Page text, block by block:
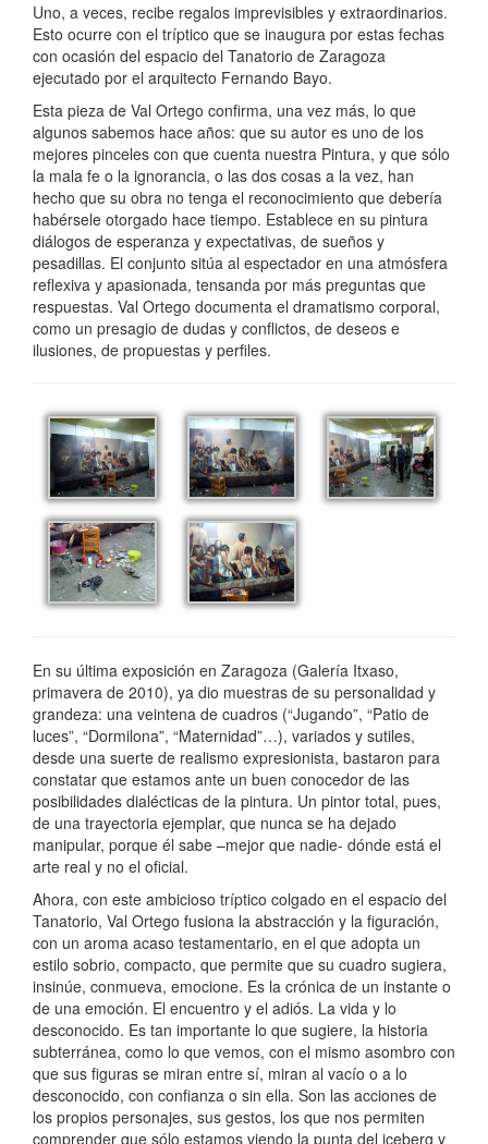
Uno, a veces, recibe regalos imprevisibles y extraordinarios.
Esto ocurre con el tríptico que se inaugura por estas fechas
con ocasión del espacio del Tanatorio de Zaragoza
ejecutado por el arquitecto Fernando Bayo.
Esta pieza de Val Ortego confirma, una vez más, lo que
algunos sabemos hace años: que su autor es uno de los
mejores pinceles con que cuenta nuestra Pintura, y que sólo
la mala fe o la ignorancia, o las dos cosas a la vez, han
hecho que su obra no tenga el reconocimiento que debería
habérsele otorgado hace tiempo. Establece en su pintura
diálogos de esperanza y expectativas, de sueños y
pesadillas. El conjunto sitúa al espectador en una atmósfera
reflexiva y apasionada, tensanda por más preguntas que
respuestas. Val Ortego documenta el dramatismo corporal,
como un presagio de dudas y conflictos, de deseos e
ilusiones, de propuestas y perfiles.
En su última exposición en Zaragoza (Galería Itxaso,
primavera de 2010), ya dio muestras de su personalidad y
grandeza: una veintena de cuadros (“Jugando”, “Patio de
luces”, “Dormilona”, “Maternidad”…), variados y sutiles,
desde una suerte de realismo expresionista, bastaron para
constatar que estamos ante un buen conocedor de las
posibilidades dialécticas de la pintura. Un pintor total, pues,
de una trayectoria ejemplar, que nunca se ha dejado
manipular, porque él sabe –mejor que nadie- dónde está el
arte real y no el oficial.
Ahora, con este ambicioso tríptico colgado en el espacio del
Tanatorio, Val Ortego fusiona la abstracción y la figuración,
con un aroma acaso testamentario, en el que adopta un
estilo sobrio, compacto, que permite que su cuadro sugiera,
insinúe, conmueva, emocione. Es la crónica de un instante o
de una emoción. El encuentro y el adiós. La vida y lo
desconocido. Es tan importante lo que sugiere, la historia
subterránea, como lo que vemos, con el mismo asombro con
que sus figuras se miran entre sí, miran al vacío o a lo
desconocido, con confianza o sin ella. Son las acciones de
los propios personajes, sus gestos, los que nos permiten
comprender que sólo estamos viendo la punta del iceberg y